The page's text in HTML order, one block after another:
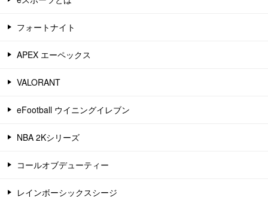
フォートナイト
APEX エーペックス
VALORANT
eFootball ウイニングイレブン
NBA 2Kシリーズ
コールオブデューティー
レインボーシックスシージ